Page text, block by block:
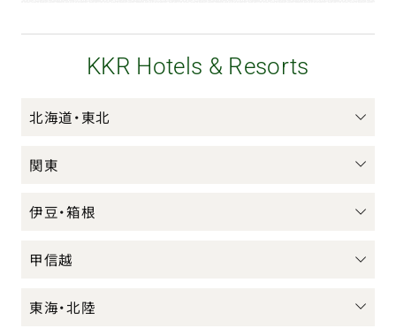
KKR Hotels & Resorts
北海道・東北
関東
伊豆・箱根
甲信越
東海・北陸